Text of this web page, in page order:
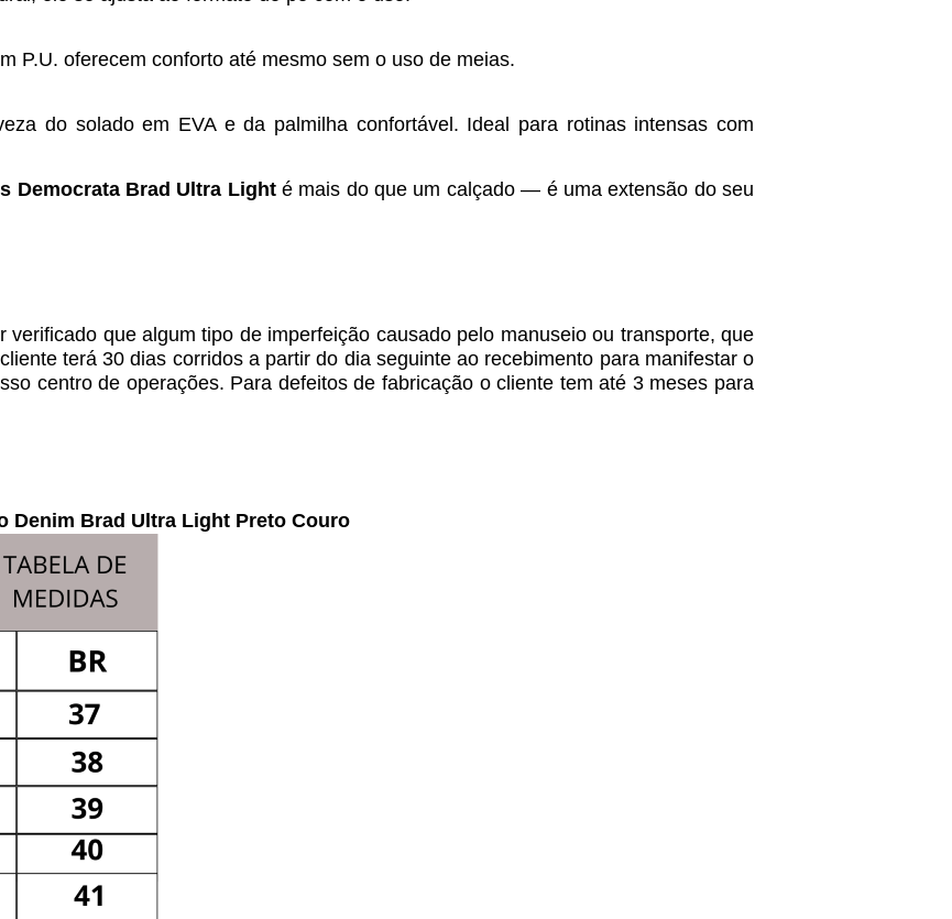
P.U. oferecem conforto até mesmo sem o uso de meias.
do solado em EVA e da palmilha confortável. Ideal para rotinas intensas com
Democrata Brad Ultra Lighté mais do que um calçado — é uma extensão do seu
verificado que algum tipo de imperfeição causado pelo manuseio ou transporte, que
terá 30 dias corridos a partir do dia seguinte ao recebimento para manifestar o
centro de operações. Para defeitos de fabricação o cliente tem até 3 meses para
Denim Brad Ultra Light Preto Couro